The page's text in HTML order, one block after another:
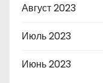
Август 2023
Июль 2023
Июнь 2023